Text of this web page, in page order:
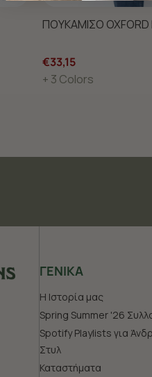
ΠΟΥΚΑΜΙΣΟ OXFORD
€33,15
+ 3 Colors
ΓΕΝΙΚΑ
Η Ιστορία μας
Spring Summer '26
Spotify Playlists για
Στυλ
Καταστήματα